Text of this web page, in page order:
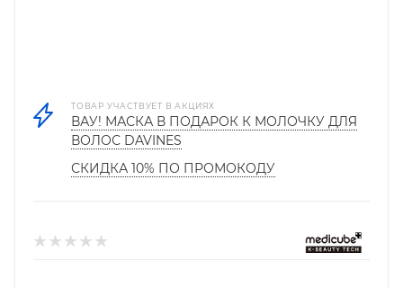
ТОВАР УЧАСТВУЕТ В АКЦИЯХ
ВАУ! МАСКА В ПОДАРОК К МОЛОЧКУ ДЛЯ
ВОЛОС DAVINES
СКИДКА 10% ПО ПРОМОКОДУ